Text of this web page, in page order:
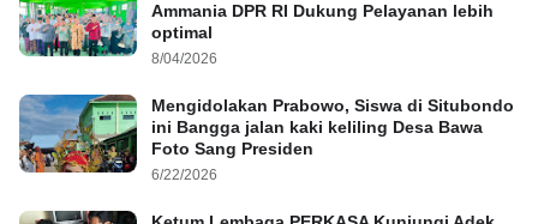
Ammania DPR RI Dukung Pelayanan lebih
optimal
8/04/2026
Mengidolakan Prabowo, Siswa di Situbondo
ini Bangga jalan kaki keliling Desa Bawa
Foto Sang Presiden
6/22/2026